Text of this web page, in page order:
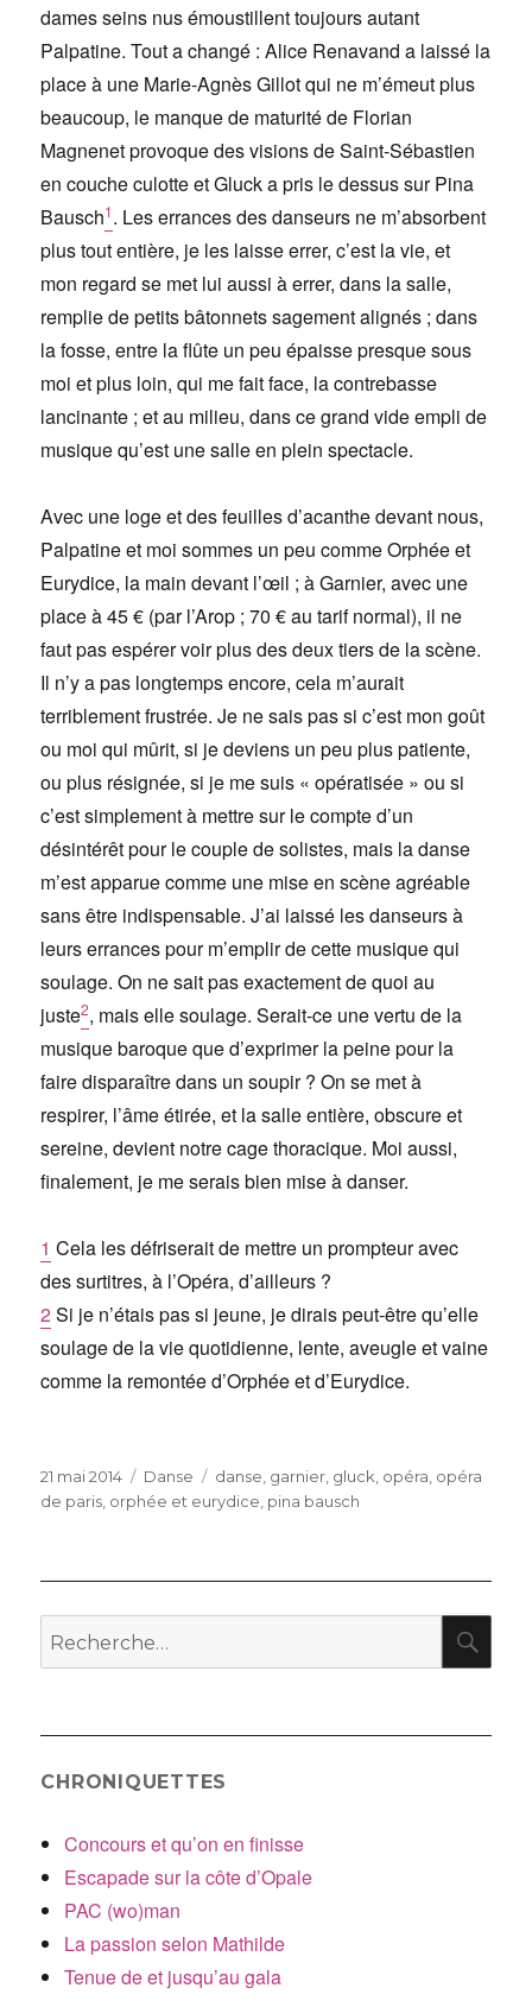
dames seins nus émoustillent toujours autant
Palpatine. Tout a changé : Alice Renavand a laissé la
place à une Marie-Agnès Gillot qui ne m’émeut plus
beaucoup, le manque de maturité de Florian
Magnenet provoque des visions de Saint-Sébastien
en couche culotte et Gluck a pris le dessus sur Pina
Bausch1. Les errances des danseurs ne m’absorbent
plus tout entière, je les laisse errer, c’est la vie, et
mon regard se met lui aussi à errer, dans la salle,
remplie de petits bâtonnets sagement alignés ; dans
la fosse, entre la flûte un peu épaisse presque sous
moi et plus loin, qui me fait face, la contrebasse
lancinante ; et au milieu, dans ce grand vide empli de
musique qu’est une salle en plein spectacle.
Avec une loge et des feuilles d’acanthe devant nous,
Palpatine et moi sommes un peu comme Orphée et
Eurydice, la main devant l’œil ; à Garnier, avec une
place à 45 € (par l’Arop ; 70 € au tarif normal), il ne
faut pas espérer voir plus des deux tiers de la scène.
Il n’y a pas longtemps encore, cela m’aurait
terriblement frustrée. Je ne sais pas si c’est mon goût
ou moi qui mûrit, si je deviens un peu plus patiente,
ou plus résignée, si je me suis « opératisée » ou si
c’est simplement à mettre sur le compte d’un
désintérêt pour le couple de solistes, mais la danse
m’est apparue comme une mise en scène agréable
sans être indispensable. J’ai laissé les danseurs à
leurs errances pour m’emplir de cette musique qui
soulage. On ne sait pas exactement de quoi au
juste2, mais elle soulage. Serait-ce une vertu de la
musique baroque que d’exprimer la peine pour la
faire disparaître dans un soupir ? On se met à
respirer, l’âme étirée, et la salle entière, obscure et
sereine, devient notre cage thoracique. Moi aussi,
finalement, je me serais bien mise à danser.
1 Cela les défriserait de mettre un prompteur avec
des surtitres, à l’Opéra, d’ailleurs ?
2 Si je n’étais pas si jeune, je dirais peut-être qu’elle
soulage de la vie quotidienne, lente, aveugle et vaine
comme la remontée d’Orphée et d’Eurydice.
Publié
le
21 mai 2014 Catégories
Danse Étiquettes
danse garnier gluck opéra opéra
de paris orphée et eurydice pina bausch
Recherche
pour
CHRONIQUETTES
Concours et qu’on en finisse
Escapade sur la côte d’Opale
PAC (wo)man
La passion selon Mathilde
Tenue de et jusqu’au gala